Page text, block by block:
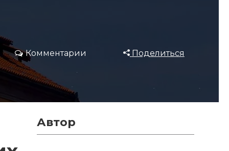
Комментарии Поделиться
Автор